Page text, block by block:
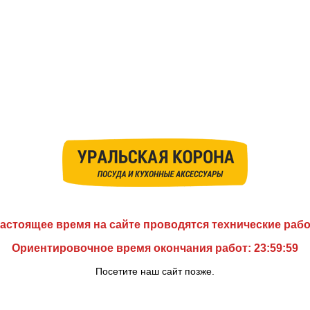
время на сайте проводятся технические
Ориентировочное время окончания работ: 23:59:59
Посетите наш сайт позже.